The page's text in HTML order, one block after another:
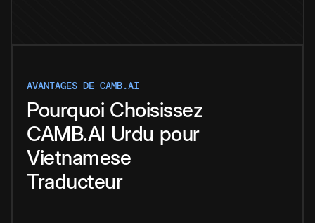
AVANTAGES DE CAMB.AI
Pourquoi Choisissez
CAMB.AI Urdu pour
Vietnamese
Traducteur